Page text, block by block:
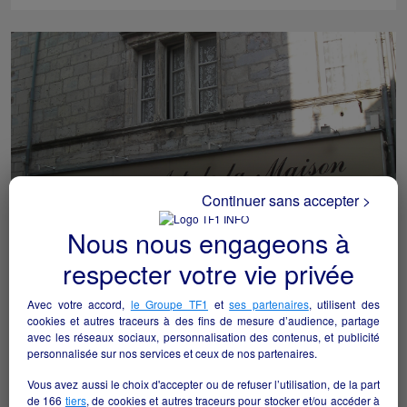
ART DE LA MAISON
Vesoul - 70000
Autres particulier
Nous nous engageons à
respecter votre vie privée
Avec votre accord, le Groupe TF1 etses partenaires, utilisent des
cookies et autres traceurs à des fins de mesure d’audience, partage
avec les réseaux sociaux, personnalisation des contenus, et publicité
personnalisée sur nos services et ceux de nos partenaires.
Vous avez aussi le choix d'accepter ou de refuser l’utilisation, de la part
de 166 tiers, de cookies et autres traceurs pour stocker et/ou accéder à
Continuer sans accepter >